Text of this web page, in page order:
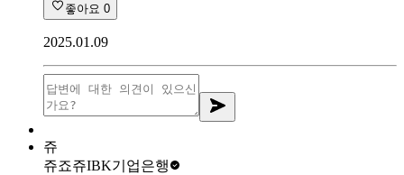
좋아요 0
2025.01.09
쥬
쥬죠쥬IBK기업은행